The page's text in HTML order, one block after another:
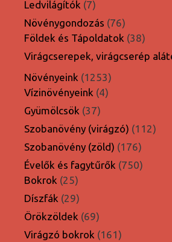
Ledvilágítók 77
termék
Növénygondozás 7676
termék
Földek és Tápoldatok 3838
Virágcserepek, virágcserép
Növényeink 12531253
termék
Vízinövényeink 44
Gyümölcsök 3737
termék
Szobanövény (virágzó) 112112
Szobanövény (zöld) 176176
termék
Évelők és fagytűrők 750750
Bokrok 2525
termék
Díszfák 2929
termék
Örökzöldek 6969
termék
Virágzó bokrok 161161